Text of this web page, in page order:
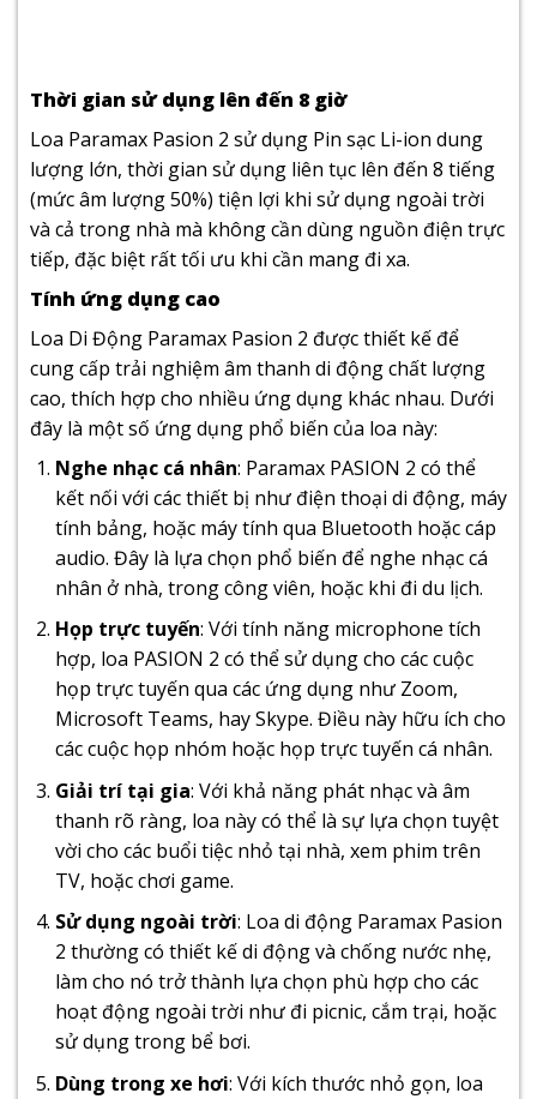
Thời gian sử dụng lên đến 8 giờ
Loa Paramax Pasion 2 sử dụng Pin sạc Li-ion dung
lượng lớn, thời gian sử dụng liên tục lên đến 8 tiếng
(mức âm lượng 50%) tiện lợi khi sử dụng ngoài trời
và cả trong nhà mà không cần dùng nguồn điện trực
tiếp, đặc biệt rất tối ưu khi cần mang đi xa.
Tính ứng dụng cao
Loa Di Động Paramax Pasion 2 được thiết kế để
cung cấp trải nghiệm âm thanh di động chất lượng
cao, thích hợp cho nhiều ứng dụng khác nhau. Dưới
đây là một số ứng dụng phổ biến của loa này:
Nghe nhạc cá nhân: Paramax PASION 2 có thể
kết nối với các thiết bị như điện thoại di động, máy
tính bảng, hoặc máy tính qua Bluetooth hoặc cáp
audio. Đây là lựa chọn phổ biến để nghe nhạc cá
nhân ở nhà, trong công viên, hoặc khi đi du lịch.
Họp trực tuyến: Với tính năng microphone tích
hợp, loa PASION 2 có thể sử dụng cho các cuộc
họp trực tuyến qua các ứng dụng như Zoom,
Microsoft Teams, hay Skype. Điều này hữu ích cho
các cuộc họp nhóm hoặc họp trực tuyến cá nhân.
Giải trí tại gia: Với khả năng phát nhạc và âm
thanh rõ ràng, loa này có thể là sự lựa chọn tuyệt
vời cho các buổi tiệc nhỏ tại nhà, xem phim trên
TV, hoặc chơi game.
Sử dụng ngoài trời: Loa di động Paramax Pasion
2 thường có thiết kế di động và chống nước nhẹ,
làm cho nó trở thành lựa chọn phù hợp cho các
hoạt động ngoài trời như đi picnic, cắm trại, hoặc
sử dụng trong bể bơi.
Dùng trong xe hơi: Với kích thước nhỏ gọn, loa